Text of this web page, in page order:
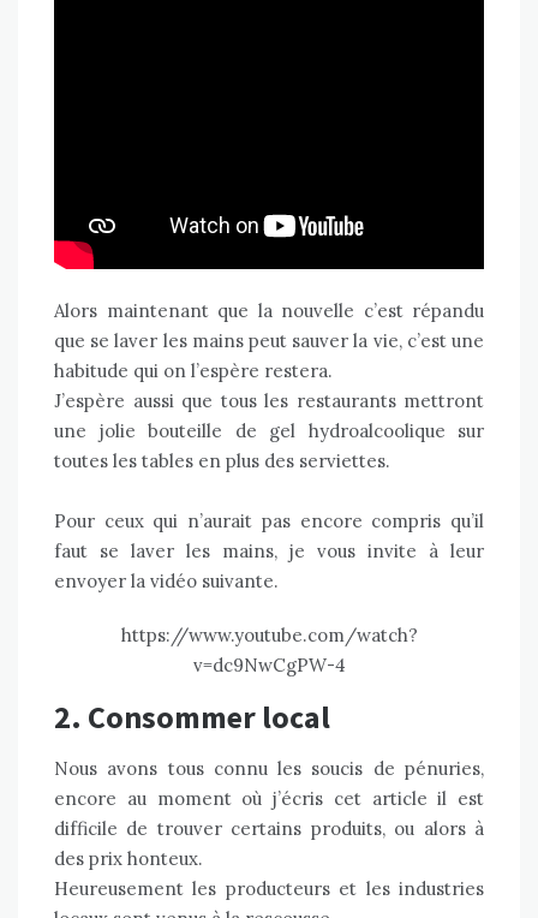
Alors maintenant que la nouvelle c’est répandu
que se laver les mains peut sauver la vie, c’est une
habitude qui on l’espère restera.
J’espère aussi que tous les restaurants mettront
une jolie bouteille de gel hydroalcoolique sur
toutes les tables en plus des serviettes.
Pour ceux qui n’aurait pas encore compris qu’il
faut se laver les mains, je vous invite à leur
envoyer la vidéo suivante.
https://www.youtube.com/watch?
v=dc9NwCgPW-4
2. Consommer local
Nous avons tous connu les soucis de pénuries,
encore au moment où j’écris cet article il est
difficile de trouver certains produits, ou alors à
des prix honteux.
Heureusement les producteurs et les industries